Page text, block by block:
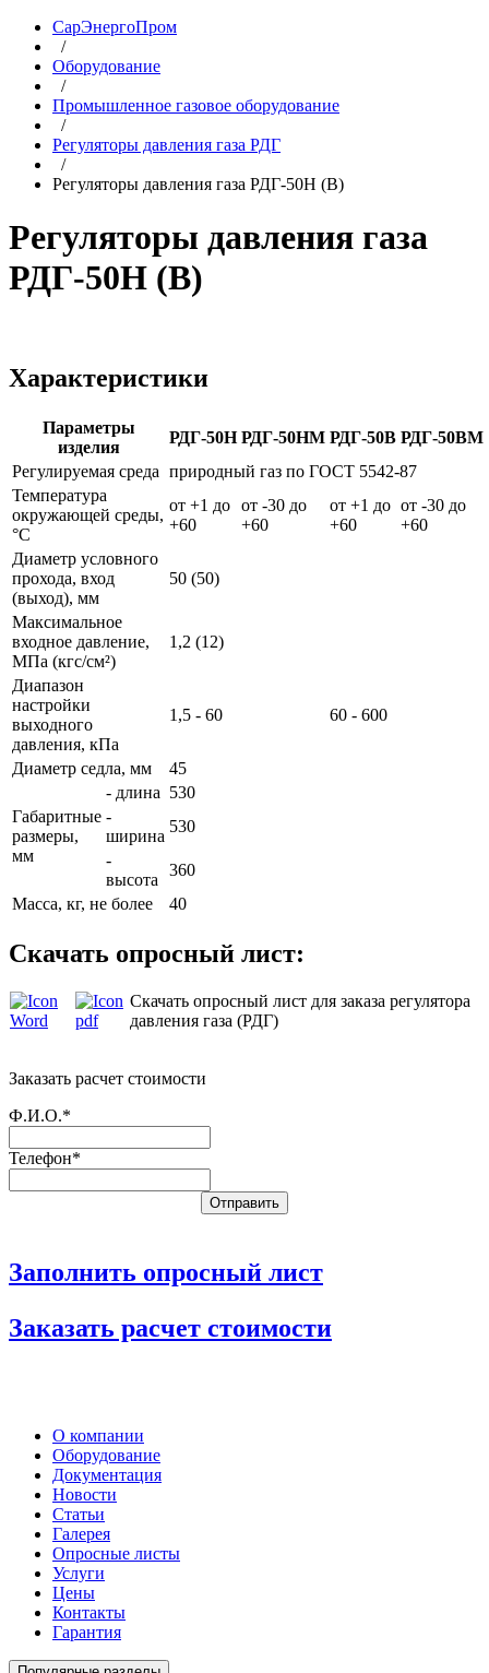
СарЭнергоПром
/
Оборудование
/
Промышленное газовое оборудование
/
Регуляторы давления газа РДГ
/
Регуляторы давления газа РДГ-50Н (В)
Регуляторы давления газа
РДГ-50Н (В)
Характеристики
Параметры
изделия
РДГ-50Н РДГ-50НМ РДГ-50В РДГ-50ВМ
Регулируемая среда природный газ по ГОСТ 5542-87
Температура
окружающей среды,
°С
от +1 до
+60
от -30 до
+60
от +1 до
+60
от -30 до
+60
Диаметр условного
прохода, вход
(выход), мм
50 (50)
Максимальное
входное давление,
МПа (кгс/см²)
1,2 (12)
Диапазон
настройки
выходного
давления, кПа
1,5 - 60 60 - 600
Диаметр седла, мм 45
Габаритные
размеры,
мм
- длина 530
-
ширина
530
-
высота
360
Масса, кг, не более
40
Скачать опросный лист:
Скачать опросный лист для заказа регулятора
давления газа (РДГ)
Заказать расчет стоимости
Ф.И.О.*
Телефон*
Заполнить опросный лист
Заказать расчет стоимости
О компании
Оборудование
Документация
Новости
Статьи
Галерея
Опросные листы
Услуги
Цены
Контакты
Гарантия